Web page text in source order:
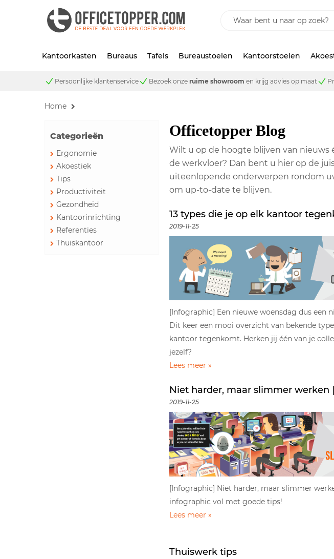
Kantoorkasten Bureaus Tafels Bureaustoelen Kantoorstoelen
Persoonlijke klantenservice Bezoek onze ruime showroom en krijg advies op maat
Home
Categorieën
Ergonomie
Akoestiek
Tips
Productiviteit
Gezondheid
Kantoorinrichting
Referenties
Thuiskantoor
Officetopper Blog
Wilt u op de hoogte blijven van
de werkvloer? Dan bent u hier op de
uiteenlopende onderwerpen rondom
om up-to-date te blijven.
13 types die je op elk kantoor
2019-11-25
[Infographic] Een nieuwe woensdag dus een
Dit keer een mooi overzicht van bekende
kantoor tegenkomt. Herken jij één van je
jezelf?
Lees meer »
Niet harder, maar slimmer werken
2019-11-25
[Infographic] Niet harder, maar slimmer
infographic vol met goede tips!
Lees meer »
Thuiswerk tips